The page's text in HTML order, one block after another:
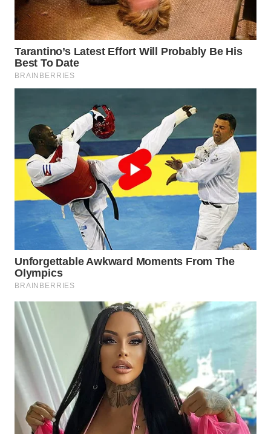
SERIBU
WN
TANGERANG
WN
CIREBON
WN
INDRAMAYU
WN
KUNINGAN
WN
MAJALENGKA
WN
SUBANG
WN
SUKABUMI
WN
PURWAKARTA